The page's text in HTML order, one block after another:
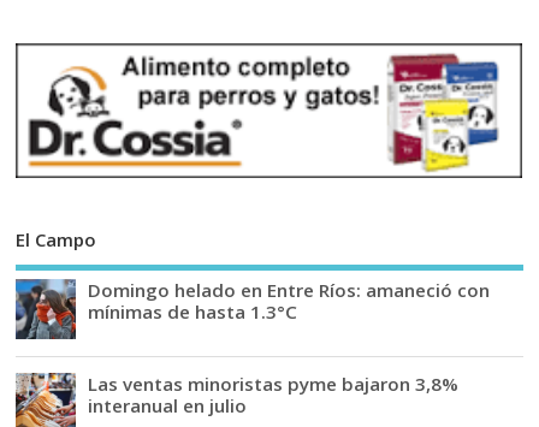
El Campo
Domingo helado en Entre Ríos: amaneció con
mínimas de hasta 1.3°C
Las ventas minoristas pyme bajaron 3,8%
interanual en julio